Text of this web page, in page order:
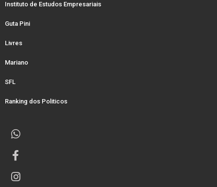
Instituto de Estudos Empresariais
Guta Pini
Livres
Mariano
SFL
Ranking dos Politicos